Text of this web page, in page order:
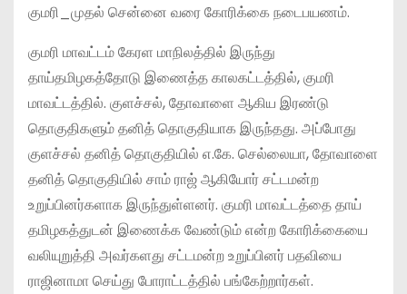
குமரி_முதல் சென்னை வரை கோரிக்கை நடைபயணம்.
குமரி மாவட்டம் கேரள மாநிலத்தில் இருந்து
தாய்தமிழகத்தோடு இணைத்த காலகட்டத்தில், குமரி
மாவட்டத்தில். குளச்சல், தோவாளை ஆகிய இரண்டு
தொகுதிகளும் தனித் தொகுதியாக இருந்தது. அப்போது
குளச்சல் தனித் தொகுதியில் எ.கே. செல்லையா, தோவாளை
தனித் தொகுதியில் சாம் ராஜ் ஆகியோர் சட்டமன்ற
உறுப்பினர்களாக இருந்துள்ளனர். குமரி மாவட்டத்தை தாய்
தமிழகத்துடன் இணைக்க வேண்டும் என்ற கோரிக்கையை
வலியுறுத்தி அவர்களது சட்டமன்ற உறுப்பினர் பதவியை
ராஜினாமா செய்து போராட்டத்தில் பங்கேற்றார்கள்.